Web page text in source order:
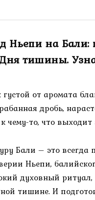
на Бали:
тишины.
густой от аромата
дробь,
чему-то, что
Бали – это всегда
Ньепи,
духовный
тишине. И